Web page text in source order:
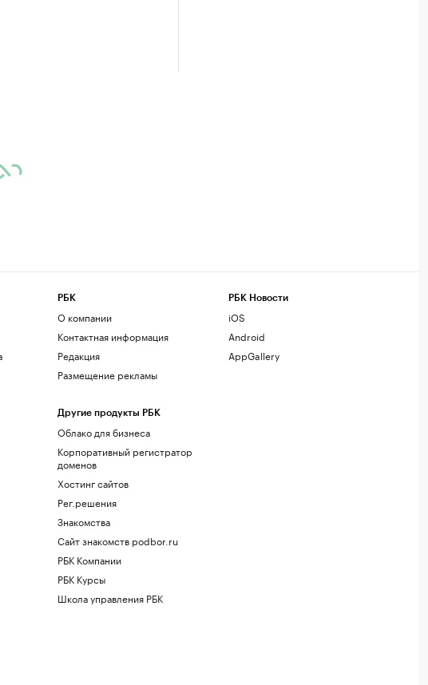
РБК
О компании
Контактная информация
Редакция
Размещение рекламы
Другие продукты РБК
Облако для бизнеса
Корпоративный регистратор
доменов
Хостинг сайтов
Рег.решения
Знакомства
Сайт знакомств podbor.ru
РБК Компании
РБК Курсы
Школа управления РБК
РБК Новости
iOS
Android
AppGallery